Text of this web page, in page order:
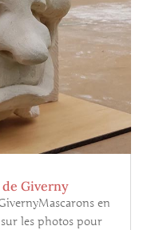
Giverny
en
les photos pour